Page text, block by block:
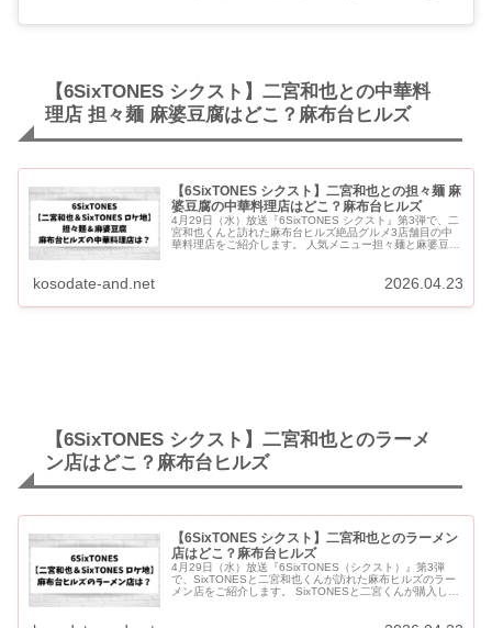
【6SixTONES シクスト】二宮和也との中華料
理店 担々麺 麻婆豆腐はどこ？麻布台ヒルズ
【6SixTONES シクスト】二宮和也との担々麺 麻
婆豆腐の中華料理店はどこ？麻布台ヒルズ
4月29日（水）放送『6SixTONES シクスト』第3弾で、二
宮和也くんと訪れた麻布台ヒルズ絶品グルメ3店舗目の中
華料理店をご紹介します。 人気メニュー担々麺と麻婆豆腐
kosodate-and.net 2026.04.23
【6SixTONES シクスト】二宮和也とのラーメ
ン店はどこ？麻布台ヒルズ
【6SixTONES シクスト】二宮和也とのラーメン
店はどこ？麻布台ヒルズ
4月29日（水）放送『6SixTONES（シクスト）』第3弾
で、SixTONESと二宮和也くんが訪れた麻布ヒルズのラー
メン店をご紹介します。 SixTONESと二宮くんが購入した